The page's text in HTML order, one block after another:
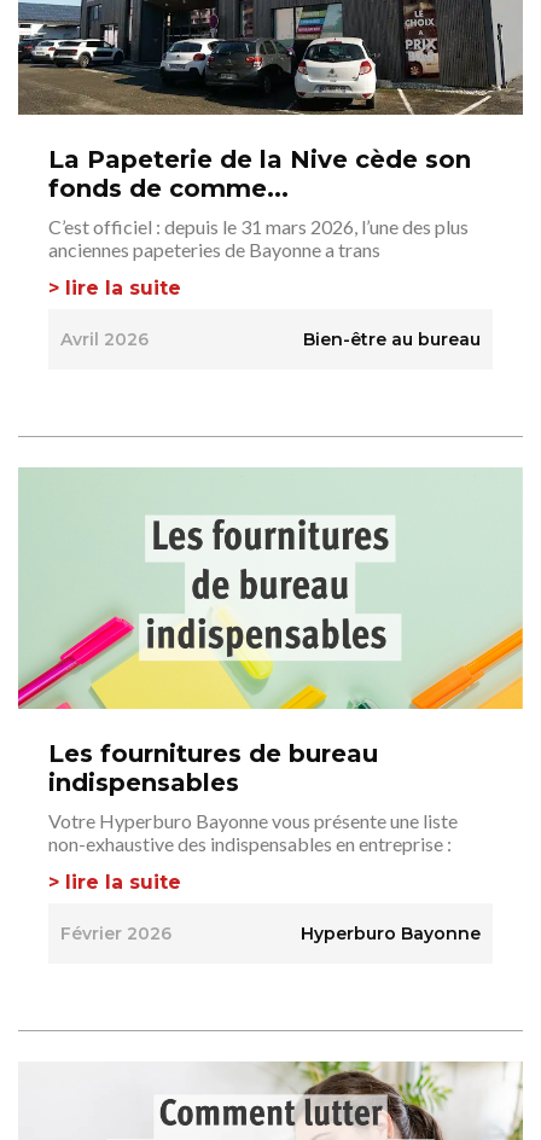
La Papeterie de la Nive cède son
fonds de comme...
C’est officiel : depuis le 31 mars 2026, l’une des plus
anciennes papeteries de Bayonne a trans
> lire la suite
Avril 2026 Bien-être au bureau
Les fournitures de bureau
indispensables
Votre Hyperburo Bayonne vous présente une liste
non-exhaustive des indispensables en entreprise :
> lire la suite
Février 2026 Hyperburo Bayonne